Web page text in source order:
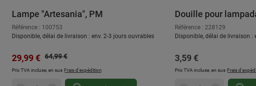
Lampe "Artesania", PM
Référence : 100753
Disponible, délai de livraison : env. 2-3 jours ouvrables
Prix de vente :
29,99 € Prix régulier :
64,99 €
Prix TVA incluse, en sus Frais d'expédition
Douille pour
Référence : 228129
Disponible, délai de livraison :
Prix régulier :
3,59 €
Prix TVA incluse, en sus Frais